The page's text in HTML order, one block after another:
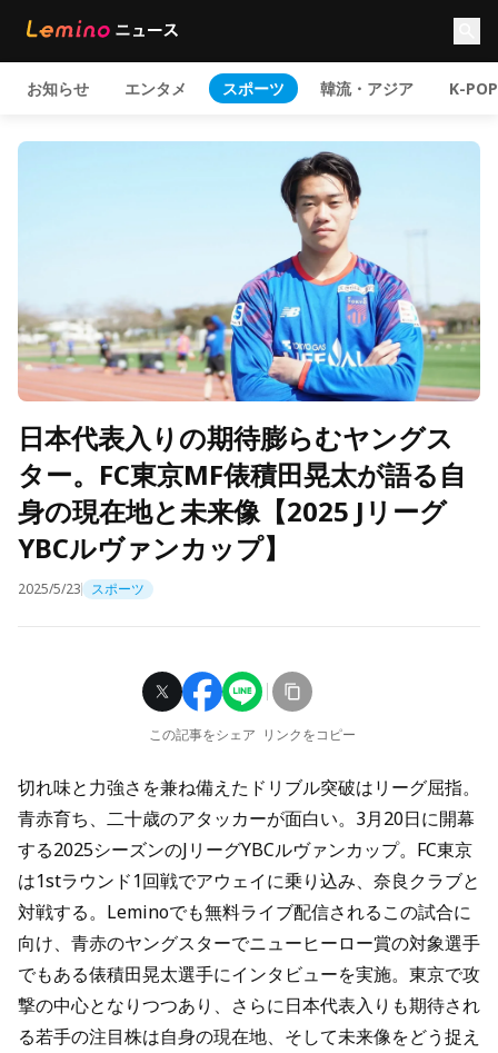
お知らせ エンタメ スポーツ 韓流・アジア K-POP
日本代表入りの期待膨らむヤングス
ター。FC東京MF俵積田晃太が語る自
身の現在地と未来像【2025 Jリーグ
YBCルヴァンカップ】
2025/5/23 スポーツ
この記事をシェア リンクをコピー
切れ味と力強さを兼ね備えたドリブル突破はリーグ屈指。
青赤育ち、二十歳のアタッカーが面白い。3月20日に開幕
する2025シーズンのJリーグYBCルヴァンカップ。FC東京
は1stラウンド1回戦でアウェイに乗り込み、奈良クラブと
対戦する。Leminoでも無料ライブ配信されるこの試合に
向け、青赤のヤングスターでニューヒーロー賞の対象選手
でもある俵積田晃太選手にインタビューを実施。東京で攻
撃の中心となりつつあり、さらに日本代表入りも期待され
る若手の注目株は自身の現在地、そして未来像をどう捉え